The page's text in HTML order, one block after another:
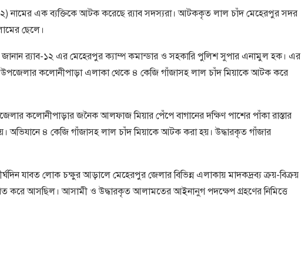
নামের এক ব্যক্তিকে আটক করেছে র‌্যাব সদস্যরা। আটককৃত লাল চাঁদ মেহেরপুর সদর
ছেলে।
জানান র‌্যাব-১২ এর মেহেরপুর ক্যাম্প কমান্ডার ও সহকারি পুলিশ সুপার এনামুল হক। এর
কলােনীপাড়া এলাকা থেকে ৪ কেজি গাঁজাসহ লাল চাঁদ মিয়াকে আটক করে
কলোনীপাড়ার জনৈক আলফাজ মিয়ার পেঁপে বাগানের দক্ষিণ পাশের পাঁকা রাস্তার
অভিযানে ৪ কেজি গাঁজাসহ লাল চাঁদ মিয়াকে আটক করা হয়। উদ্ধারকৃত গাঁজার
যাবত লোক চক্ষুর আড়ালে মেহেরপুর জেলার বিভিন্ন এলাকায় মাদকদ্রব্য ক্রয়-বিক্রয়
করে আসছিল। আসামী ও উদ্ধারকৃত আলামতের আইনানুগ পদক্ষেপ গ্রহণের নিমিত্তে